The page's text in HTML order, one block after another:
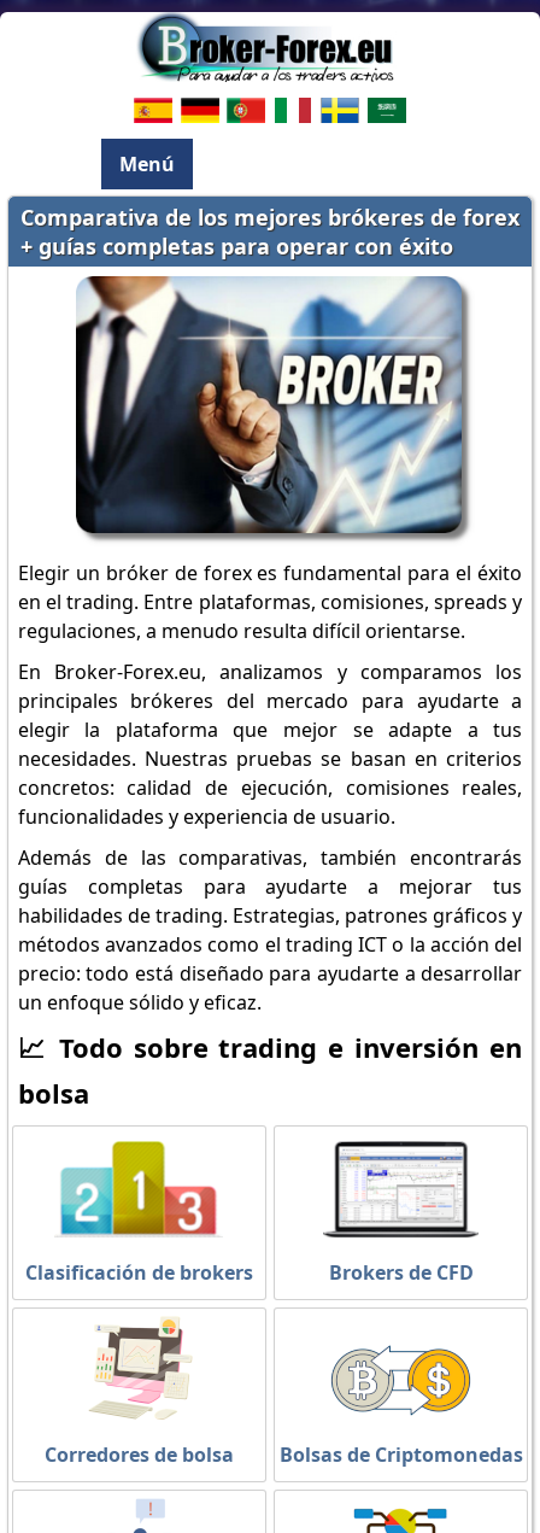
Menú
Comparativa de los mejores brókeres de forex
+ guías completas para operar con éxito
Elegir un bróker de forex es fundamental para el éxito
en el trading. Entre plataformas, comisiones, spreads y
regulaciones, a menudo resulta difícil orientarse.
En Broker-Forex.eu, analizamos y comparamos los
principales brókeres del mercado para ayudarte a
elegir la plataforma que mejor se adapte a tus
necesidades. Nuestras pruebas se basan en criterios
concretos: calidad de ejecución, comisiones reales,
funcionalidades y experiencia de usuario.
Además de las comparativas, también encontrarás
guías completas para ayudarte a mejorar tus
habilidades de trading. Estrategias, patrones gráficos y
métodos avanzados como el trading ICT o la acción del
precio: todo está diseñado para ayudarte a desarrollar
un enfoque sólido y eficaz.
📈 Todo sobre trading e inversión en
bolsa
Clasificación de brokers Brokers de CFD
Corredores de bolsa Bolsas de Criptomonedas